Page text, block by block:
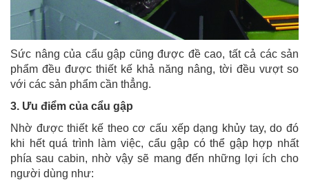
Sức nâng của cẩu gập cũng được đề cao, tất cả các sản
phẩm đều được thiết kế khả năng nâng, tời đều vượt so
với các sản phẩm cần thẳng.
3. Ưu điểm của cẩu gập
Nhờ được thiết kế theo cơ cấu xếp dạng khủy tay, do đó
khi hết quá trình làm việc, cẩu gập có thể gập hợp nhất
phía sau cabin, nhờ vậy sẽ mang đến những lợi ích cho
người dùng như: